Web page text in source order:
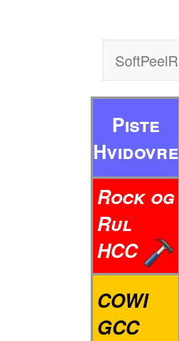
SoftPeelR
Piste
Hvidovre
Rock og
Rul
HCC
COWI
GCC